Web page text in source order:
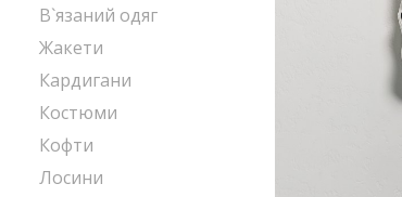
В`язаний одяг
Жакети
Кардигани
Костюми
Кофти
Лосини